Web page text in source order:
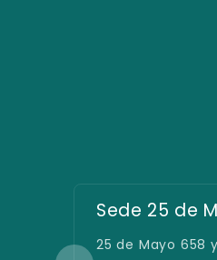
Filial San
Defensores del